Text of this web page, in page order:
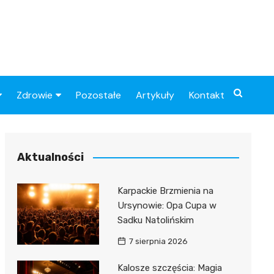
Zdrowie
Przychodnie
Apteki
Pozostałe Artykuły Kontakt
Aktualności
Karpackie Brzmienia na
Ursynowie: Opa Cupa w
Sadku Natolińskim
7 sierpnia 2026
Kalosze szczęścia: Magia